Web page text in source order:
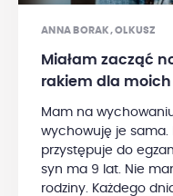
ANNA BORAK, OLKUSZ
Miałam zacząć
rakiem dla moich
Mam na
wychowuję je sama.
przystępuje do
syn ma 9 lat. Nie
rodziny. Każdego